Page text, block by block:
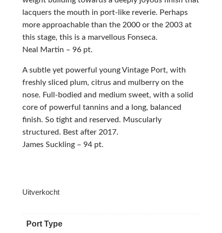
lacquers the mouth in port-like reverie. Perhaps
more approachable than the 2000 or the 2003 at
this stage, this is a marvellous Fonseca.
Neal Martin – 96 pt.
A subtle yet powerful young Vintage Port, with
freshly sliced plum, citrus and mulberry on the
nose. Full-bodied and medium sweet, with a solid
core of powerful tannins and a long, balanced
finish. So tight and reserved. Muscularly
structured. Best after 2017.
James Suckling – 94 pt.
Uitverkocht
Port Type